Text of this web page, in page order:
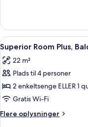
Room
Plus
Indlæs
alle
billeder
af
Superior
Room
Plus,
Balcony
8
Superior Room Plus,
22 m²
Plads til 4 personer
2 enkeltsenge ELLER 1
Gratis Wi-Fi
Flere oplysninger
Flere